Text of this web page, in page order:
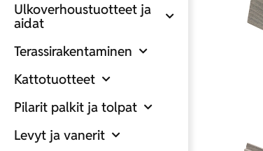
Ulkoverhoustuotteet ja
aidat
Terassirakentaminen
Kattotuotteet
Pilarit palkit ja tolpat
Levyt ja vanerit